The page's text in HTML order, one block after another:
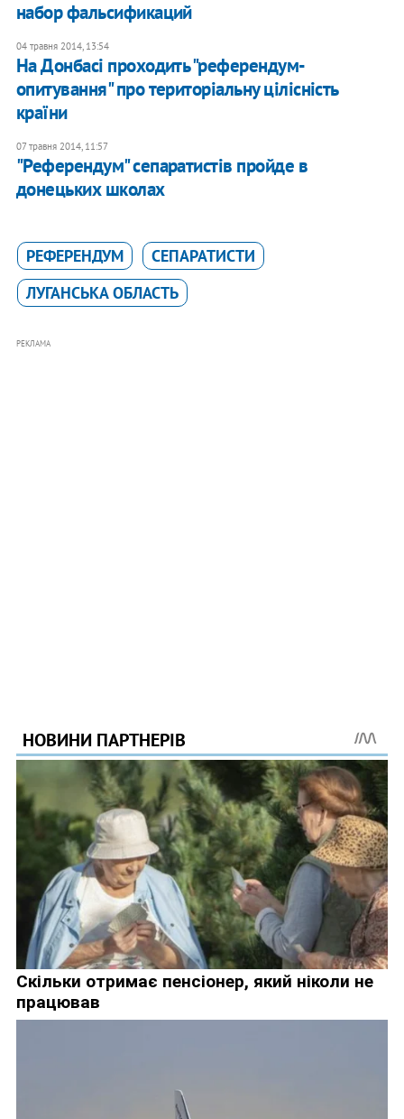
набор фальсификаций
04 травня 2014, 13:54
На Донбасі проходить "референдум-
опитування" про територіальну цілісність
країни
07 травня 2014, 11:57
"Референдум" сепаратистів пройде в
донецьких школах
РЕФЕРЕНДУМ
СЕПАРАТИСТИ
ЛУГАНСЬКА ОБЛАСТЬ
РЕКЛАМА